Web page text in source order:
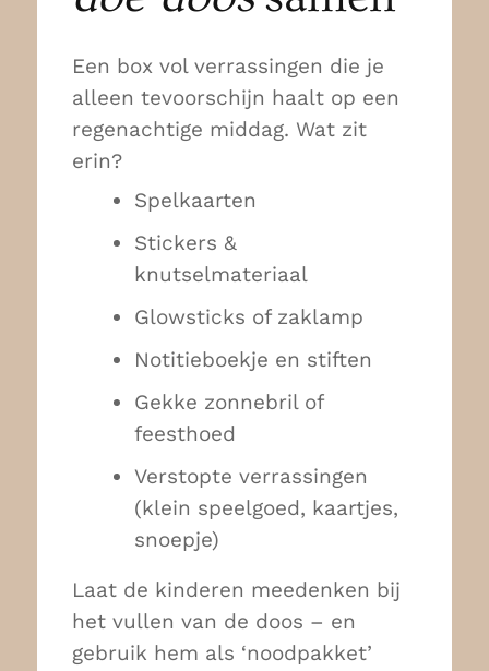
Een box vol verrassingen die je
alleen tevoorschijn haalt op een
regenachtige middag. Wat zit
erin?
Spelkaarten
Stickers &
knutselmateriaal
Glowsticks of zaklamp
Notitieboekje en stiften
Gekke zonnebril of
feesthoed
Verstopte verrassingen
(klein speelgoed, kaartjes,
snoepje)
Laat de kinderen meedenken bij
het vullen van de doos – en
gebruik hem als ‘noodpakket’